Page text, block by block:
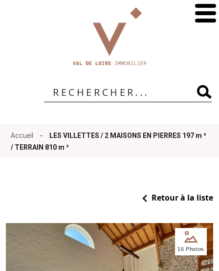
Accueil -
LES VILLETTES / 2 MAISONS EN PIERRES 197 m ²
/ TERRAIN 810 m ²
Retour à la liste
16 Photos
nous
Nos
bureaux